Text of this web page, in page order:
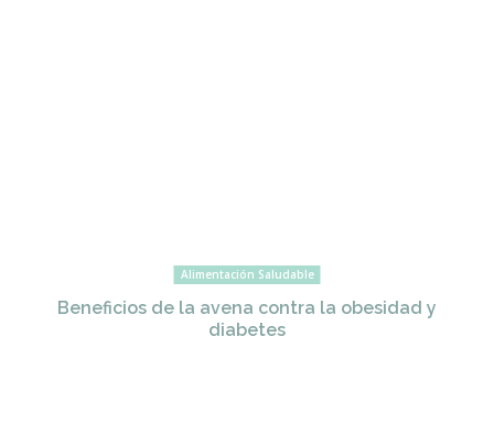
Alimentación Saludable
Beneficios de la avena contra la obesidad y
diabetes